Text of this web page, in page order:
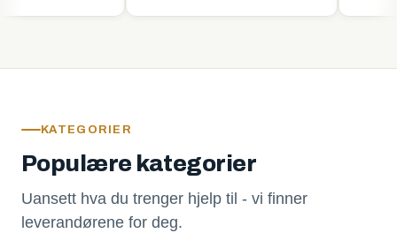
KATEGORIER
Populære kategorier
Uansett hva du trenger hjelp til - vi finner
leverandørene for deg.